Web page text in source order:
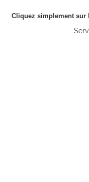
Cliquez simplement sur